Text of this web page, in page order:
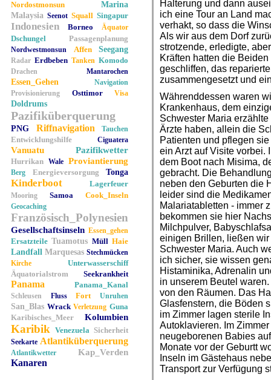
Nordostmonsun
Marina
Malaysia Seenot Squall Singapur
Indonesien Borneo Äquator
Dschungel Passagenplanung
Nordwestmonsun Affen Seegang
Radar Erdbeben Tanken Komodo
Drachen Mantarochen
Essen_Gehen
Navigation
Provisionierung
Osttimor Visa
Doldrums
Pazifiküberquerung
PNG Riffnavigation Tauchen
Entwicklungshilfe Ciguatera
Vanuatu Pazifikwetter
Hurrikan Wale Proviantierung
Berg Energieversorgung Tonga
Kinderboot Lagerfeuer
Mooring Samoa Cook_Inseln
Geocaching
Französisch_Polynesien
Gesellschaftsinseln Essen_gehen
Ersatzteile Tuamotus Müll Haie
Landfall Marquesas Stechmücken
Kirche
Unterwasserschiff
Äquatorialstrom
Seekrankheit
Panama Panama_Kanal
Schleusen Fluss Fort Unruhen
San_Blas Wrack Verletzung Guna
Karibisches_Meer
Kolumbien
Karibik Venezuela Sicherheit
Seekarte Atlantiküberquerung
Atlantikwetter Kap_Verden
Kanaren
Halterung und dann
ich eine Tour an Land
verhakt, so dass die
Als wir aus dem Dorf
strotzende, erledigte,
Kräften hatten die
geschliffen, das
zusammengesetzt und
Währenddessen waren
Krankenhaus, dem
Schwester Maria
Ärzte haben, allein die
Patienten und pflegen
ein Arzt auf Visite vorbei.
dem Boot nach Misima,
gebracht. Die
neben den Geburten die
leider sind die
Malariatabletten - immer
bekommen sie hier
Milchpulver,
einigen Brillen, ließen
Schwester Maria. Auch
ich sicher, sie wissen
Histaminika, Adrenalin
in unserem Beutel
von den Räumen. Das
Glasfenstern, die Böden
im Zimmer lagen sterile
Autoklavieren. Im
neugeborenen Babies
Monate vor der Geburtt
Inseln im Gästehaus
Transport zur Verfügung